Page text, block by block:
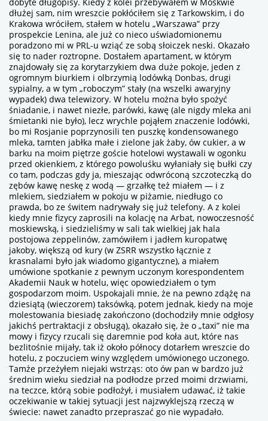
dłużej sam, nim wreszcie pokłóciłem się z Tarkowskim, i do
Krakowa wróciłem, stałem w hotelu „Warszawa” przy
prospekcie Lenina, ale już co nieco uświadomionemu
poradzono mi w PRL-u wziąć ze sobą słoiczek neski. Okazało
się to nader roztropne. Dostałem apartament, w którym
znajdowały się za korytarzykiem dwa duże pokoje, jeden z
ogromnym biurkiem i olbrzymią lodówką Donbas, drugi
sypialny, a w tym „roboczym” stały (na wszelki awaryjny
wypadek) dwa telewizory. W hotelu można było spożyć
śniadanie, i nawet niezłe, parówki, kawę (ale nigdy mleka ani
śmietanki nie było), lecz wrychle pojąłem znaczenie lodówki,
bo mi Rosjanie poprzynosili ten puszkę kondensowanego
mleka, tamten jabłka małe i zielone jak żaby, ów cukier, a w
barku na moim piętrze goście hotelowi wystawali w ogonku
przed okienkiem, z którego powoluśku wyłaniały się bułki czy
co tam, podczas gdy ja, mieszając odwróconą szczoteczką do
zębów kawę neskę z wodą — grzałkę też miałem — i z
mlekiem, siedziałem w pokoju w piżamie, niedługo co
prawda, bo ze świtem nadrywały się już telefony. A z kolei
kiedy mnie fizycy zaprosili na kolację na Arbat, nowoczesność
moskiewską, i siedzieliśmy w sali tak wielkiej jak hala
postojowa zeppelinów, zamówiłem i jadłem kuropatwę
jakoby, większą od kury (w ZSRR wszystko łącznie z
krasnalami było jak wiadomo gigantyczne), a miałem
umówione spotkanie z pewnym uczonym korespondentem
Akademii Nauk w hotelu, więc opowiedziałem o tym
gospodarzom moim. Uspokajali mnie, że na pewno zdążę na
dziesiątą (wieczorem) taksówką, potem jednak, kiedy na moje
molestowania biesiadę zakończono (dochodziły mnie odgłosy
jakichś pertraktacji z obsługą), okazało się, że o „taxi” nie ma
mowy i fizycy rzucali się daremnie pod koła aut, które nas
bezlitośnie mijały, tak iż około północy dotarłem wreszcie do
hotelu, z poczuciem winy względem umówionego uczonego.
Tamże przeżyłem niejaki wstrząs: oto ów pan w bardzo już
średnim wieku siedział na podłodze przed moimi drzwiami,
na teczce, którą sobie podłożył, i musiałem udawać, iż takie
oczekiwanie w takiej sytuacji jest najzwyklejszą rzeczą w
świecie: nawet zanadto przepraszać go nie wypadało.